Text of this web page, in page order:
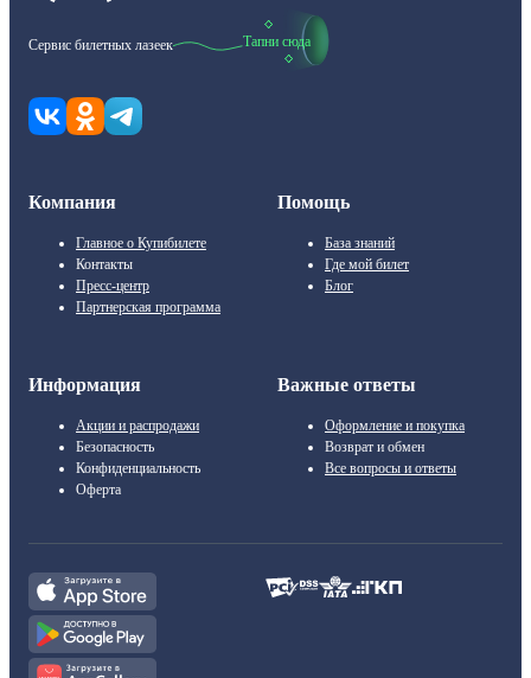
Сервис билетных лазеек Тапни сюда
Компания
Главное о Купибилете
Контакты
Пресс-центр
Партнерская программа
Помощь
База знаний
Где мой билет
Блог
Информация
Акции и распродажи
Безопасность
Конфиденциальность
Оферта
Важные ответы
Оформление и покупка
Возврат и обмен
Все вопросы и ответы